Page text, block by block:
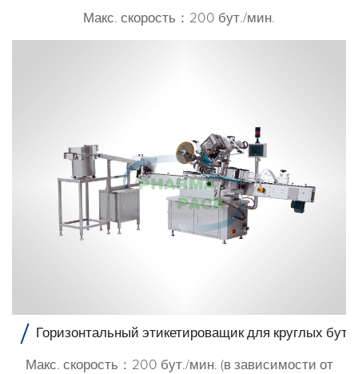
Макс. скорость：200 бут./мин.
Горизонтальный этикетироващик для круглых
Макс. скорость：200 бут./мин. (в зависимости от